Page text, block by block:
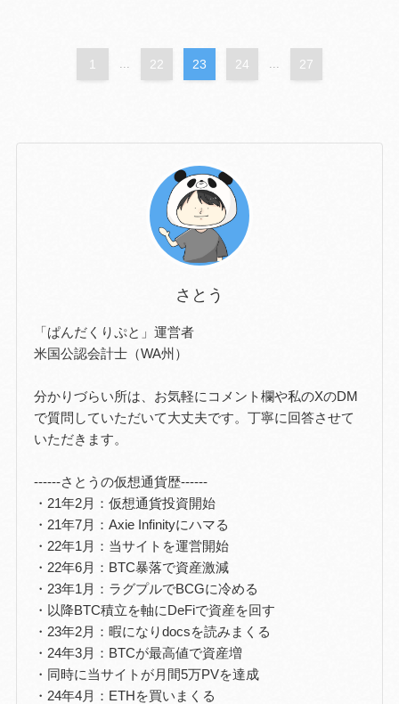
1 22 23 24 27
さとう
「ぱんだくりぷと」運営者
米国公認会計士（WA州）
分かりづらい所は、お気軽にコメント欄や私のXのDM
で質問していただいて大丈夫です。丁寧に回答させて
いただきます。
------さとうの仮想通貨歴------
・21年2月：仮想通貨投資開始
・21年7月：Axie Infinityにハマる
・22年1月：当サイトを運営開始
・22年6月：BTC暴落で資産激減
・23年1月：ラグプルでBCGに冷める
・以降BTC積立を軸にDeFiで資産を回す
・23年2月：暇になりdocsを読みまくる
・24年3月：BTCが最高値で資産増
・同時に当サイトが月間5万PVを達成
・24年4月：ETHを買いまくる